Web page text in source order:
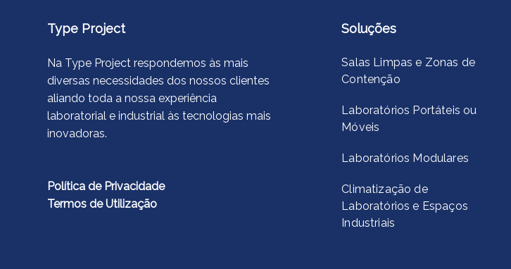
Type Project
Na Type Project respondemos às mais
diversas necessidades dos nossos clientes
aliando toda a nossa experiência
laboratorial e industrial às tecnologias mais
inovadoras.
Política de Privacidade
Termos de Utilização
Soluções
Salas Limpas e Zonas de
Contenção
Laboratórios Portáteis ou
Móveis
Laboratórios Modulares
Climatização de
Laboratórios e Espaços
Industriais